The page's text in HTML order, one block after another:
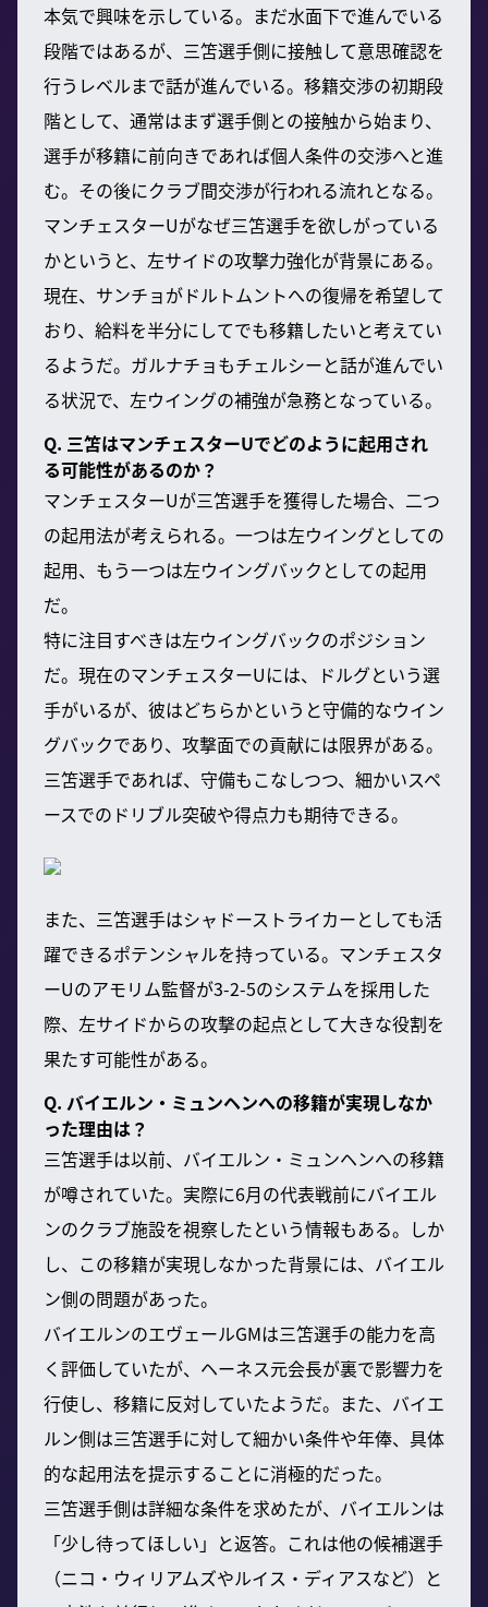
本気で興味を示している。まだ水面下で進んでいる
段階ではあるが、三笘選手側に接触して意思確認を
行うレベルまで話が進んでいる。移籍交渉の初期段
階として、通常はまず選手側との接触から始まり、
選手が移籍に前向きであれば個人条件の交渉へと進
む。その後にクラブ間交渉が行われる流れとなる。
マンチェスターUがなぜ三笘選手を欲しがっている
かというと、左サイドの攻撃力強化が背景にある。
現在、サンチョがドルトムントへの復帰を希望して
おり、給料を半分にしてでも移籍したいと考えてい
るようだ。ガルナチョもチェルシーと話が進んでい
る状況で、左ウイングの補強が急務となっている。
Q. 三笘はマンチェスターUでどのように起用され
る可能性があるのか？
マンチェスターUが三笘選手を獲得した場合、二つ
の起用法が考えられる。一つは左ウイングとしての
起用、もう一つは左ウイングバックとしての起用
だ。
特に注目すべきは左ウイングバックのポジション
だ。現在のマンチェスターUには、ドルグという選
手がいるが、彼はどちらかというと守備的なウイン
グバックであり、攻撃面での貢献には限界がある。
三笘選手であれば、守備もこなしつつ、細かいスペ
ースでのドリブル突破や得点力も期待できる。
また、三笘選手はシャドーストライカーとしても活
躍できるポテンシャルを持っている。マンチェスタ
ーUのアモリム監督が3-2-5のシステムを採用した
際、左サイドからの攻撃の起点として大きな役割を
果たす可能性がある。
Q. バイエルン・ミュンヘンへの移籍が実現しなか
った理由は？
三笘選手は以前、バイエルン・ミュンヘンへの移籍
が噂されていた。実際に6月の代表戦前にバイエル
ンのクラブ施設を視察したという情報もある。しか
し、この移籍が実現しなかった背景には、バイエル
ン側の問題があった。
バイエルンのエヴェールGMは三笘選手の能力を高
く評価していたが、ヘーネス元会長が裏で影響力を
行使し、移籍に反対していたようだ。また、バイエ
ルン側は三笘選手に対して細かい条件や年俸、具体
的な起用法を提示することに消極的だった。
三笘選手側は詳細な条件を求めたが、バイエルンは
「少し待ってほしい」と返答。これは他の候補選手
（ニコ・ウィリアムズやルイス・ディアスなど）と